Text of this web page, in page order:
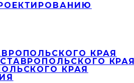
КРАЯ
КРАЯ
КРАЯ